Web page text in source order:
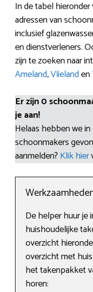
In de tabel
adressen van
inclusief
en dienstverleners.
zijn te zoeken naar
Ameland,Vlielanden
Er zijn 0
je aan!
Helaas hebben we
schoonmakers
aanmelden? Klik hier
De helper huur je
huishoudelijke
overzicht
overzicht met
het takenpakket
horen: